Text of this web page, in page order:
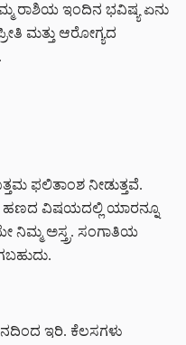
ರಾಶಿಯ ಇಂದಿನ ಭವಿಷ್ಯ ಏನು
ಮತ್ತು ಆರೋಗ್ಯದ
ಫಲಿತಾಂಶ ನೀಡುತ್ತವೆ.
ಹಣದ ವಿಷಯದಲ್ಲಿ ಯಾರನ್ನೂ
ನಿಮ್ಮ ಅಸ್ತ್ರ. ಸಂಗಾತಿಯ
ಇರಿ. ಕೆಲಸಗಳು